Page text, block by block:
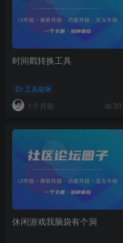
时间戳转换工具
工具箱🛠️
1个月前 30
休闲游戏我脑袋有个洞